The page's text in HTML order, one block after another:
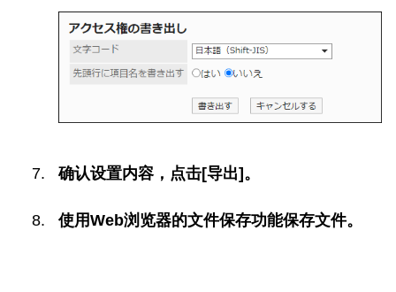
确认设置内容，点击[导出]。
使用Web浏览器的文件保存功能保存文件。